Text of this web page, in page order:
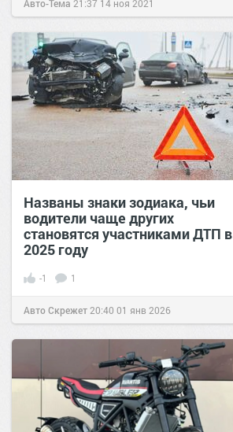
Авто-Тема 21:37 14 ноя 2021
Названы знаки зодиака, чьи
водители чаще других
становятся участниками ДТП в
2025 году
-1 1
Авто Скрежет 20:40 01 янв 2026